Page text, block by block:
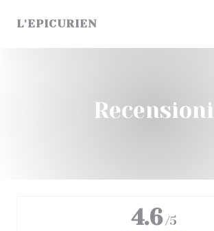
L'EPICURIEN
Recensioni
4.6 /5